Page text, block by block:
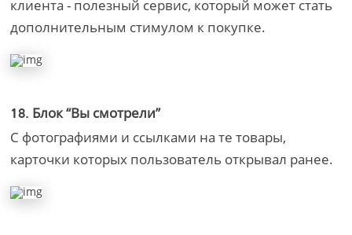
клиента - полезный сервис, который может стать
дополнительным стимулом к покупке.
18. Блок “Вы смотрели”
С фотографиями и ссылками на те товары,
карточки которых пользователь открывал ранее.